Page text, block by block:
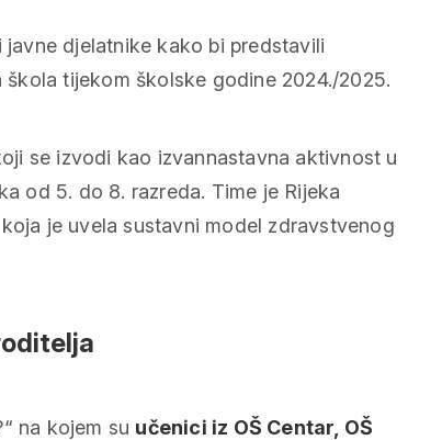
djelatnike kako bi predstavili
tijekom školske godine 2024./2025.
se izvodi kao izvannastavna aktivnost u
od 5. do 8. razreda. Time je Rijeka
je uvela sustavni model zdravstvenog
na kojem su učenici iz OŠ Centar, OŠ